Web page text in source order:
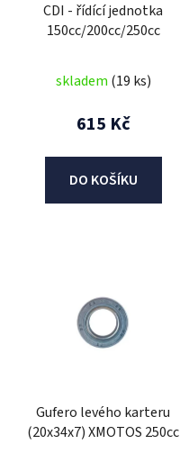
CDI - řídící jednotka
150cc/200cc/250cc
skladem (19 ks)
615 Kč
DO KOŠÍKU
Gufero levého karteru
(20x34x7) XMOTOS 250cc